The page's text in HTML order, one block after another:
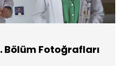
Bölüm Fotoğrafları